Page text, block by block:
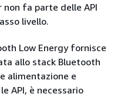
non fa parte delle API
livello.
Low Energy fornisce
allo stack Bluetooth
alimentazione e
API, è necessario